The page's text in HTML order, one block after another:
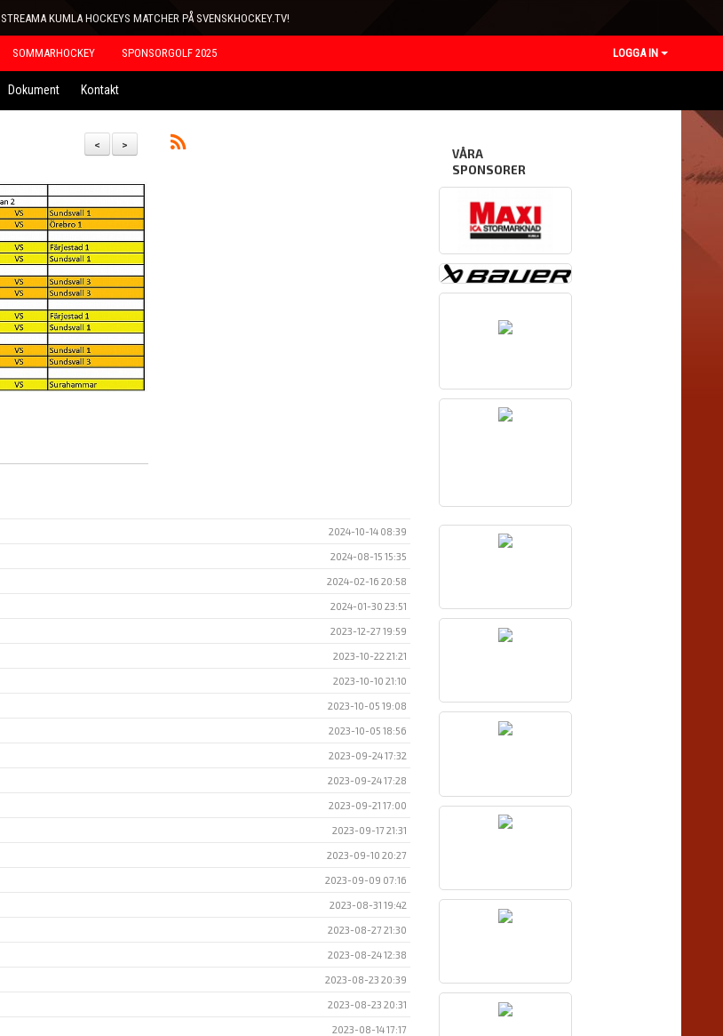
STREAMA KUMLA HOCKEYS MATCHER PÅ SVENSKHOCKEY.TV!
SOMMARHOCKEY SPONSORGOLF 2025 LOGGA IN
Dokument Kontakt
>
<
2024-10-14 08:39
2024-08-15 15:35
2024-02-16 20:58
2024-01-30 23:51
2023-12-27 19:59
2023-10-22 21:21
2023-10-10 21:10
2023-10-05 19:08
2023-10-05 18:56
2023-09-24 17:32
2023-09-24 17:28
2023-09-21 17:00
2023-09-17 21:31
2023-09-10 20:27
2023-09-09 07:16
2023-08-31 19:42
2023-08-27 21:30
2023-08-24 12:38
2023-08-23 20:39
2023-08-23 20:31
2023-08-14 17:17
VÅRA
SPONSORER